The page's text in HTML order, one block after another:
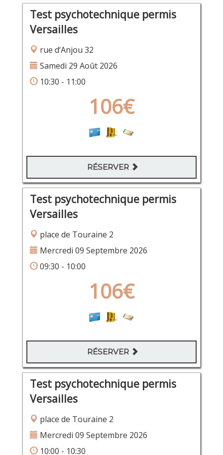
Test psychotechnique permis
Versailles
rue d‘Anjou 32
Samedi 29 Août 2026
10:30 - 11:00
106€
RÉSERVER
Test psychotechnique permis
Versailles
place de Touraine 2
Mercredi 09 Septembre 2026
09:30 - 10:00
106€
RÉSERVER
Test psychotechnique permis
Versailles
place de Touraine 2
Mercredi 09 Septembre 2026
10:00 - 10:30